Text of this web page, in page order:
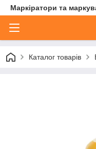
Маркіратори та
Каталог товарів